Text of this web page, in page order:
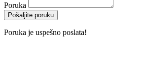
Poruka
Pošaljite poruku
Poruka je uspešno poslata!